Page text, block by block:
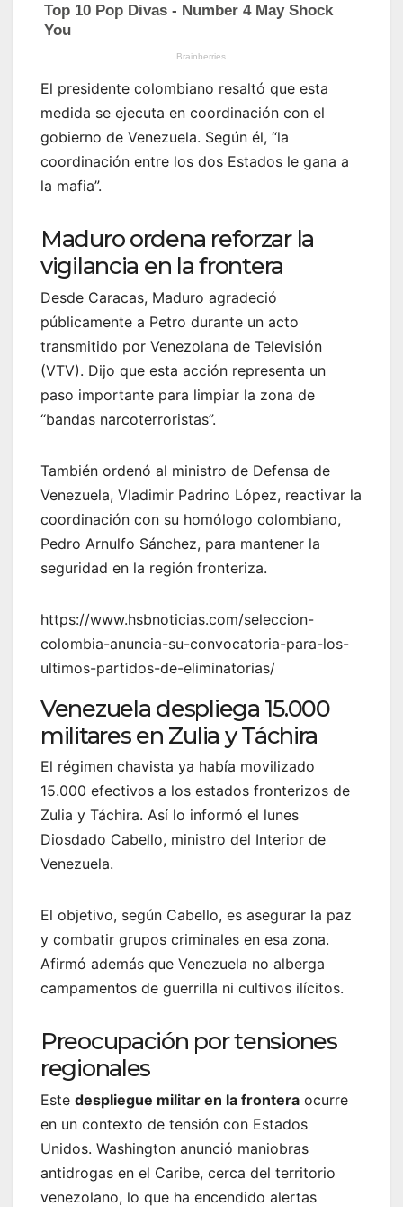
El presidente colombiano resaltó que esta
medida se ejecuta en coordinación con el
gobierno de Venezuela. Según él, “la
coordinación entre los dos Estados le gana a
la mafia”.
Maduro ordena reforzar la
vigilancia en la frontera
Desde Caracas, Maduro agradeció
públicamente a Petro durante un acto
transmitido por Venezolana de Televisión
(VTV). Dijo que esta acción representa un
paso importante para limpiar la zona de
“bandas narcoterroristas”.
También ordenó al ministro de Defensa de
Venezuela, Vladimir Padrino López, reactivar la
coordinación con su homólogo colombiano,
Pedro Arnulfo Sánchez, para mantener la
seguridad en la región fronteriza.
https://www.hsbnoticias.com/seleccion-
colombia-anuncia-su-convocatoria-para-los-
ultimos-partidos-de-eliminatorias/
Venezuela despliega 15.000
militares en Zulia y Táchira
El régimen chavista ya había movilizado
15.000 efectivos a los estados fronterizos de
Zulia y Táchira. Así lo informó el lunes
Diosdado Cabello, ministro del Interior de
Venezuela.
El objetivo, según Cabello, es asegurar la paz
y combatir grupos criminales en esa zona.
Afirmó además que Venezuela no alberga
campamentos de guerrilla ni cultivos ilícitos.
Preocupación por tensiones
regionales
Este despliegue militar en la frontera ocurre
en un contexto de tensión con Estados
Unidos. Washington anunció maniobras
antidrogas en el Caribe, cerca del territorio
venezolano, lo que ha encendido alertas